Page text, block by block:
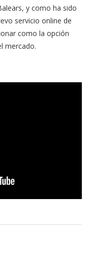
y como ha sido
servicio online de
como la opción
mercado.